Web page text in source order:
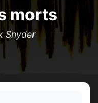
morts
Snyder